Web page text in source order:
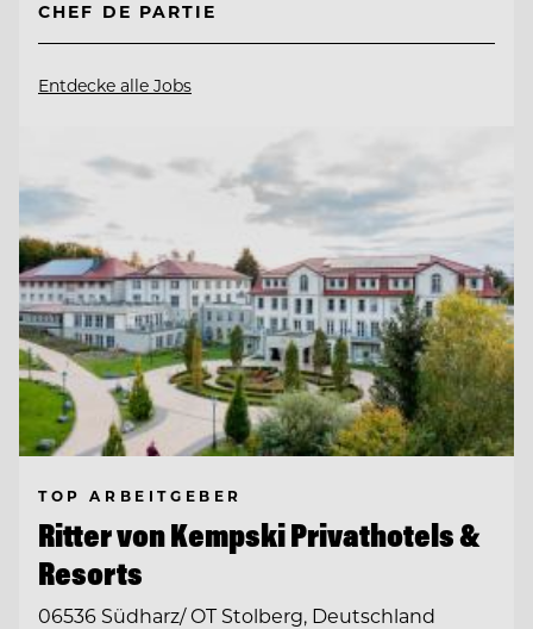
CHEF DE PARTIE
Entdecke alle Jobs
TOP ARBEITGEBER
Ritter von Kempski Privathotels &
Resorts
06536 Südharz/ OT Stolberg, Deutschland